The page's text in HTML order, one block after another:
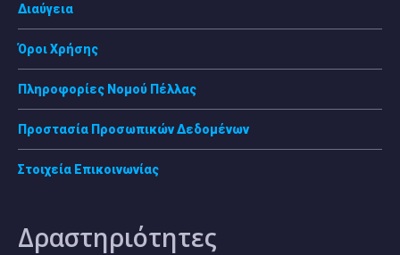
Διαύγεια
Όροι Χρήσης
Πληροφορίες Νομού Πέλλας
Προστασία Προσωπικών Δεδομένων
Στοιχεία Επικοινωνίας
Δραστηριότητες